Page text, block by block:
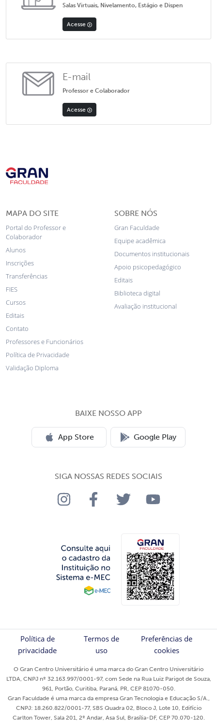
Salas Virtuais, Nivelamento, Estágio e Dispen
Acesse
E-mail
Professor e Colaborador
Acesse
MAPA DO SITE
Portal do Professor e
Colaborador
Alunos
Inscrições
Transferências
FIES
Cursos
Editais
Contato
Professores e Funcionários
Política de Privacidade
Validação Diploma
SOBRE NÓS
Gran Faculdade
Equipe acadêmica
Documentos institucionais
Apoio psicopedagógico
Editais
Biblioteca digital
Avaliação institucional
BAIXE NOSSO APP
App Store Google Play
SIGA NOSSAS REDES SOCIAIS
Política de
privacidade
Termos de
uso
Preferências de
cookies
O Gran Centro Universitário é uma marca do Gran Centro Universitário
LTDA, CNPJ nº 32.163.997/0001-97, com Sede na Rua Luiz Parigot de Souza,
961, Portão, Curitiba, Paraná, PR, CEP 81070-050.
Gran Faculdade é uma marca da empresa Gran Tecnologia e Educação S/A.,
CNPJ: 18.260.822/0001-77, SBS Quadra 02, Bloco J, Lote 10, Edifício
Carlton Tower, Sala 201, 2º Andar, Asa Sul, Brasília-DF, CEP 70.070-120.